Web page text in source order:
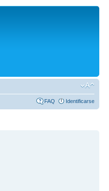
FAQ Identificarse